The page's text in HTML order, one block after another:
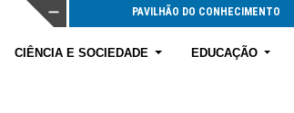
PAVILHÃO DO CONHECIMENTO
CIÊNCIA E SOCIEDADE EDUCAÇÃO